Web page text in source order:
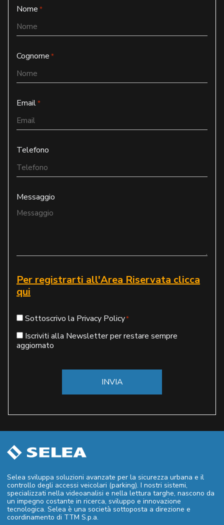
Nome *
Cognome *
Email*
Telefono
Messaggio
Per registrarti all'Area Riservata clicca
qui
Consenso
Sottoscrivo la Privacy Policy*
Newsletter
Iscriviti alla Newsletter per restare sempre
aggiornato
Selea sviluppa soluzioni avanzate per la sicurezza urbana e il
controllo degli accessi veicolari (parking). I nostri sistemi,
specializzati nella videoanalisi e nella lettura targhe, nascono da
un impegno costante in ricerca, sviluppo e innovazione
tecnologica. Selea è una società sottoposta a direzione e
coordinamento di TTM S.p.a.